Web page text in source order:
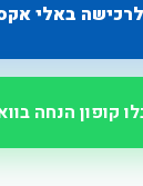
לרכישה באלי
קופון הנחה